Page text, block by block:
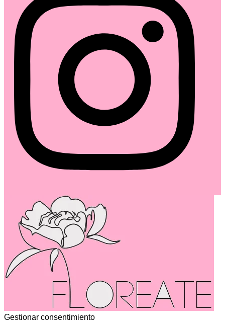
Gestionar consentimiento